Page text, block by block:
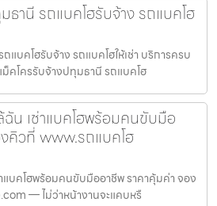
ธานี รถแบคโฮรับจ้าง รถแบคโฮ
แบคโฮรับจ้าง รถแบคโฮให้เช่า บริการครบ
คโครรับจ้างปทุมธานี รถแบคโฮ
ฉัน เช่าแบคโฮพร้อมคนขับมือ
คิวที่ www.รถแบคโฮ
แบคโฮพร้อมคนขับมืออาชีพ ราคาคุ้มค่า จอง
— ไม่ว่าหน้างานจะแคบหรื